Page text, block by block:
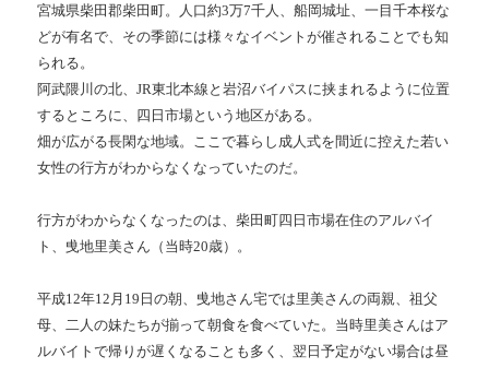
宮城県柴田郡柴田町。人口約3万7千人、船岡城址、一目千本桜な
どが有名で、その季節には様々なイベントが催されることでも知
られる。
阿武隈川の北、JR東北本線と岩沼バイパスに挟まれるように位置
するところに、四日市場という地区がある。
畑が広がる長閑な地域。ここで暮らし成人式を間近に控えた若い
女性の行方がわからなくなっていたのだ。
行方がわからなくなったのは、柴田町四日市場在住のアルバイ
ト、曵地里美さん（当時20歳）。
平成12年12月19日の朝、曵地さん宅では里美さんの両親、祖父
母、二人の妹たちが揃って朝食を食べていた。当時里美さんはア
ルバイトで帰りが遅くなることも多く、翌日予定がない場合は昼